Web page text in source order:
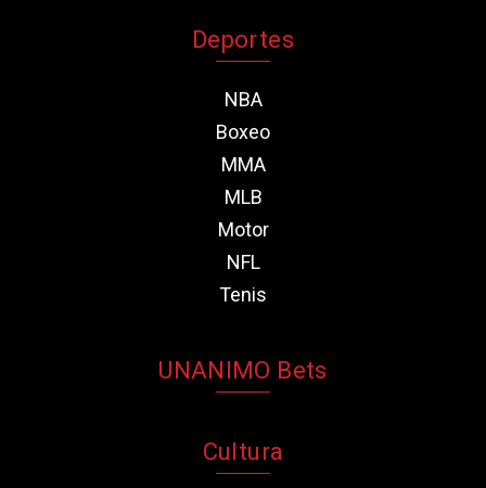
Deportes
NBA
Boxeo
MMA
MLB
Motor
NFL
Tenis
UNANIMO Bets
Cultura